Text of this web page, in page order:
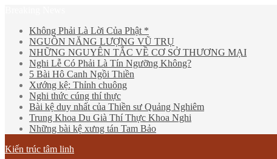
Không Phải Là Lời Của Phật *
NGUỒN NĂNG LƯỢNG VŨ TRỤ
NHỮNG NGUYÊN TẮC VỀ CƠ SỞ THƯƠNG MẠI
Nghi Lễ Có Phải Là Tín Ngưỡng Không?
5 Bài Hô Canh Ngồi Thiền
Xướng kệ: Thỉnh chuông
Nghi thức cúng thí thực
Bài kệ duy nhất của Thiền sư Quảng Nghiêm
Trung Khoa Du Già Thí Thực Khoa Nghi
Những bài kệ xưng tán Tam Bảo
Kiến trúc tâm linh